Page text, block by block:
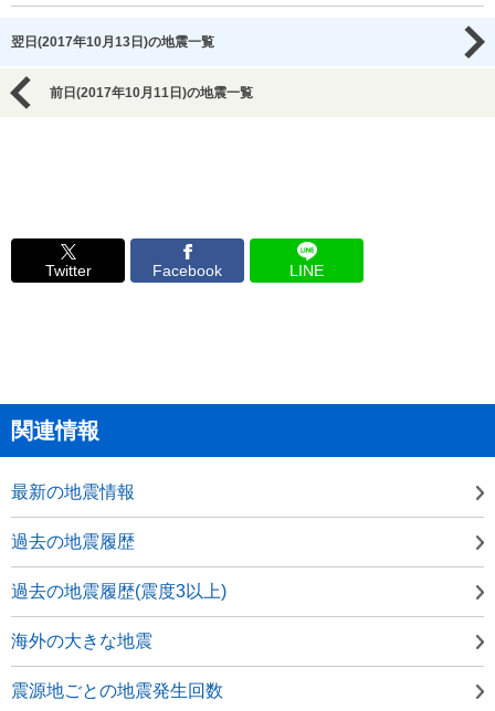
翌日(2017年10月13日)の地震一覧
前日(2017年10月11日)の地震一覧
Twitter Facebook LINE
関連情報
最新の地震情報
過去の地震履歴
過去の地震履歴(震度3以上)
海外の大きな地震
震源地ごとの地震発生回数